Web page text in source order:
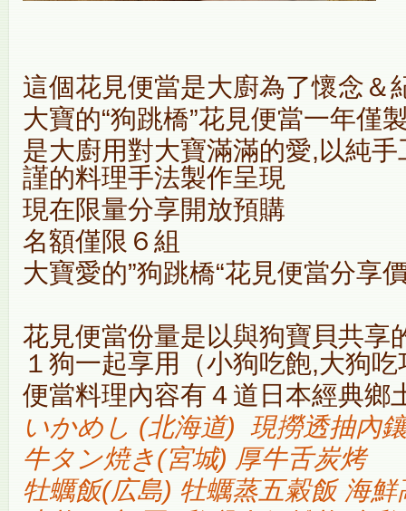
這個花見便當是大廚為了懷念＆
大寶的“狗跳橋”花見便當一年僅
是大廚用對大寶滿滿的愛,以純
謹的料理手法製作呈現
現在限量分享開放預購
名額僅限６組
大寶愛的”狗跳橋“花見便當分享
花見便當份量是以與狗寶貝共享
１狗一起享用（小狗吃飽,大狗吃
便當料理內容有４道日本經典鄉
いかめし (北海道) 現撈透抽內
牛タン焼き(宮城) 厚牛舌炭烤
牡蠣飯(広島) 牡蠣蒸五糓飯 海鮮